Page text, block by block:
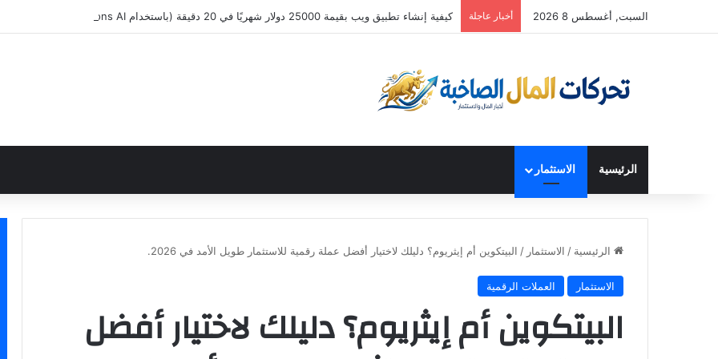
السبت, أغسطس 8 2026 أخبار عاجلة كيفية إنشاء تطبيق ويب بقيمة 25000 دولار شهريًا في 20 دقيقة (باستخدام Hostinger Horizons AI)
الرئيسية الاستثمار
الرئيسية / الاستثمار / البيتكوين أم إيثريوم؟ دليلك لاختيار أفضل عملة رقمية للاستثمار طويل الأمد في 2026.
الاستثمار العملات الرقمية
البيتكوين أم إيثريوم؟ دليلك لاختيار أفضل